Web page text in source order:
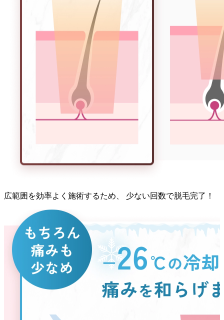
広範囲 を効率よく施術するため、 少ない回数で脱毛完了！